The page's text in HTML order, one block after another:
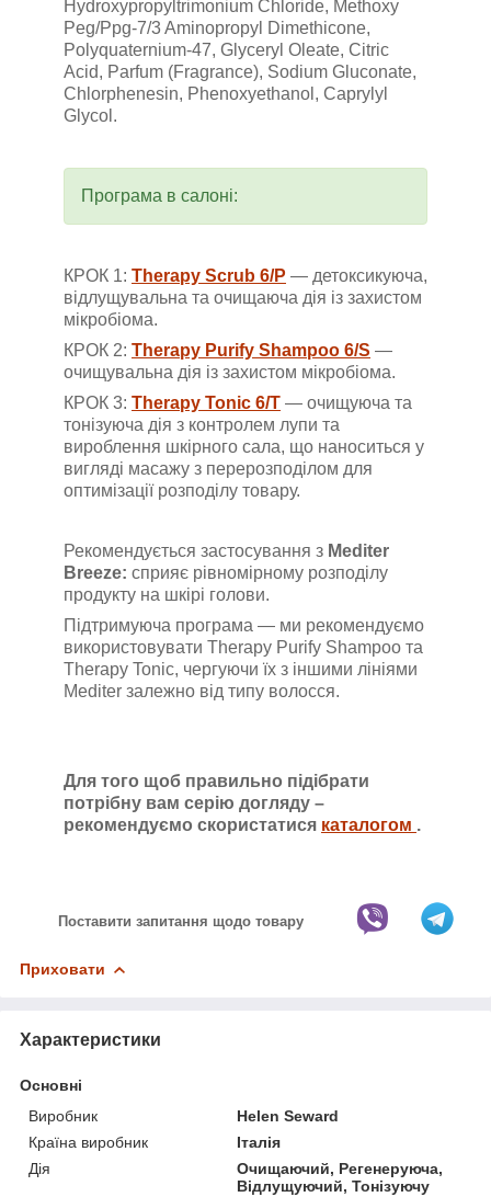
Hydroxypropyltrimonium Chloride, Methoxy
Peg/Ppg-7/3 Aminopropyl Dimethicone,
Polyquaternium-47, Glyceryl Oleate, Citric
Acid, Parfum (Fragrance), Sodium Gluconate,
Chlorphenesin, Phenoxyethanol, Caprylyl
Glycol.
Програма в салоні:
КРОК 1: Therapy Scrub 6/P — детоксикуюча,
відлущувальна та очищаюча дія із захистом
мікробіома.
КРОК 2: Therapy Purify Shampoo 6/S —
очищувальна дія із захистом мікробіома.
КРОК 3: Therapy Tonic 6/T — очищуюча та
тонізуюча дія з контролем лупи та
вироблення шкірного сала, що наноситься у
вигляді масажу з перерозподілом для
оптимізації розподілу товару.
Рекомендується застосування з Mediter
Breeze: сприяє рівномірному розподілу
продукту на шкірі голови.
Підтримуюча програма — ми рекомендуємо
використовувати Therapy Purify Shampoo та
Therapy Tonic, чергуючи їх з іншими лініями
Mediter залежно від типу волосся.
Для того щоб правильно підібрати
потрібну вам серію догляду –
рекомендуємо скористатися каталогом .
Поставити запитання щодо товару
Приховати
Характеристики
Основні
Виробник
Helen Seward
Країна виробник
Італія
Дія
Очищаючий, Регенеруюча,
Відлущуючий, Тонізуючу